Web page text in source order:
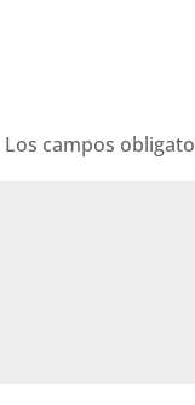
Los campos